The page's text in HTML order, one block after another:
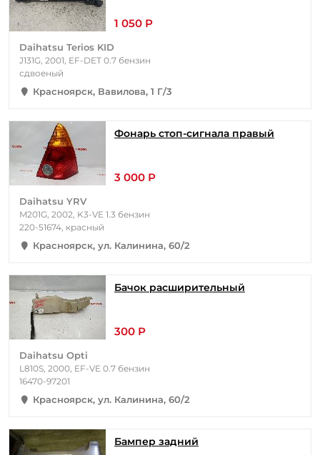
1 050 Р
Daihatsu Terios KID
J131G, 2001, EF-DET 0.7 бензин
сдвоеный
Красноярск, Вавилова, 1 Г/3
Фонарь стоп-сигнала правый
3 000 Р
Daihatsu YRV
M201G, 2002, K3-VE 1.3 бензин
220-51674, красный
Красноярск, ул. Калинина, 60/2
Бачок расширительный
300 Р
Daihatsu Opti
L810S, 2000, EF-VE 0.7 бензин
16470-97201
Красноярск, ул. Калинина, 60/2
Бампер задний